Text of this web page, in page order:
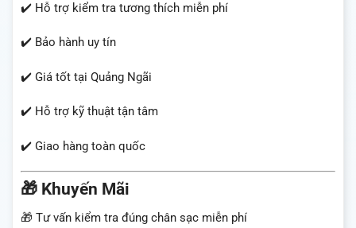
✔️ Hỗ trợ kiểm tra tương thích miễn phí
✔️ Bảo hành uy tín
✔️ Giá tốt tại Quảng Ngãi
✔️ Hỗ trợ kỹ thuật tận tâm
✔️ Giao hàng toàn quốc
🎁 Khuyến Mãi
🎁 Tư vấn kiểm tra đúng chân sạc miễn phí